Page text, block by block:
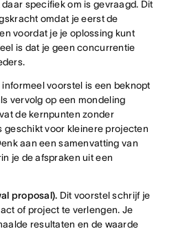
specifiek om is gevraagd. Dit
omdat je eerst de
voordat je je oplossing kunt
is dat je geen concurrentie
informeel voorstel is een beknopt
vervolg op een mondeling
de kernpunten zonder
geschikt voor kleinere projecten
aan een samenvatting van
je de afspraken uit een
proposal). Dit voorstel schrijf je
of project te verlengen. Je
resultaten en de waarde